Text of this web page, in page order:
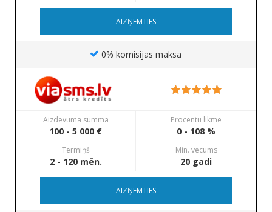
AIZŅEMTIES
0% komisijas maksa
Aizdevuma summa
100 - 5 000 €
Procentu likme
0 - 108 %
Termiņš
2 - 120 mēn.
Min. vecums
20 gadi
AIZŅEMTIES